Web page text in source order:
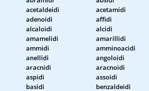
acetaldeidi
acetamidi
adenoidi
affidi
alcaloidi
alcidi
amamelidi
amarillidi
ammidi
amminoacidi
anellidi
angoloidi
aracnidi
aracnoidi
aspidi
assoidi
basidi
benzaldeidi